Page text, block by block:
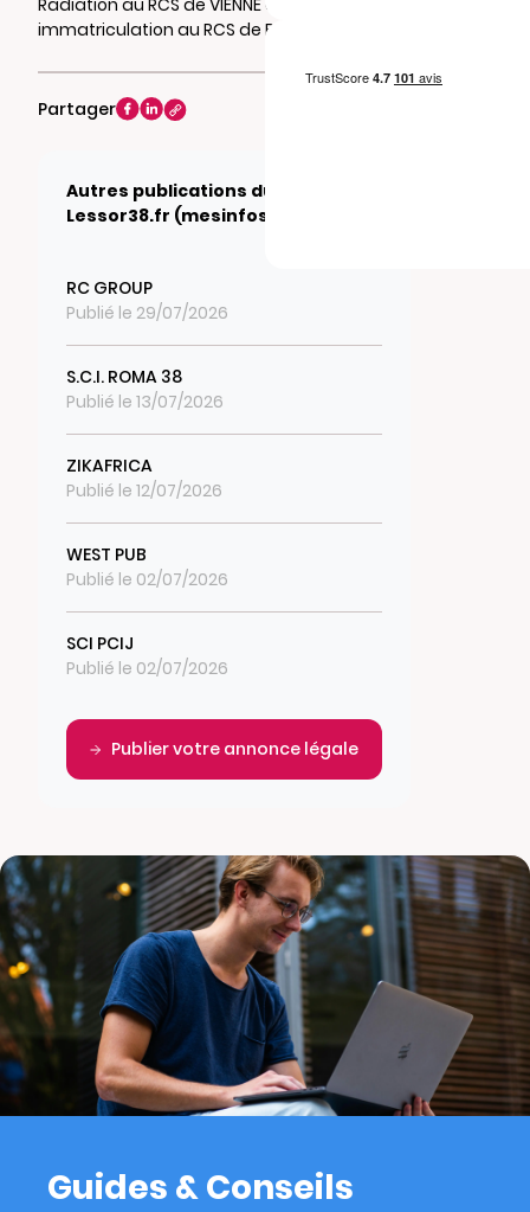
Radiation au RCS de VIENNE et ré-
immatriculation au RCS de BOURG-EN-BRESSE
Partager
Autres publications du journal
Lessor38.fr (mesinfos.fr)
RC GROUP
Publié le 29/07/2026
S.C.I. ROMA 38
Publié le 13/07/2026
ZIKAFRICA
Publié le 12/07/2026
WEST PUB
Publié le 02/07/2026
SCI PCIJ
Publié le 02/07/2026
Publier votre annonce légale
Guides & Conseils